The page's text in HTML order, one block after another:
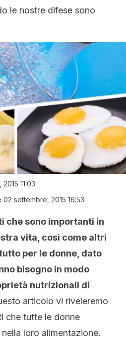
le nostre difese sono
11:03
02 settembre, 2015 16:53
che sono importanti in
vita, così come altri
per le donne, dato
bisogno in modo
nutrizionali di
articolo vi riveleremo
che tutte le donne
loro alimentazione.